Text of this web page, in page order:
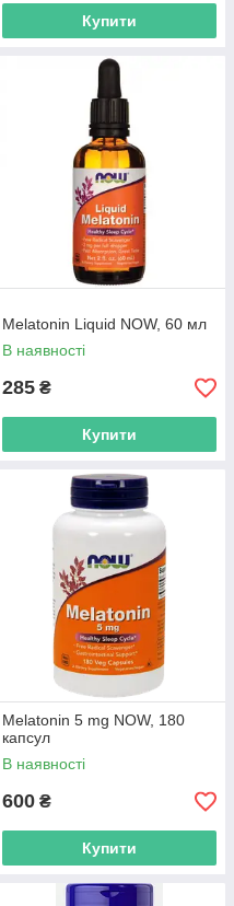
Купити
Melatonin Liquid NOW, 60 мл
В наявності
285 ₴
Купити
Melatonin 5 mg NOW, 180
капсул
В наявності
600 ₴
Купити